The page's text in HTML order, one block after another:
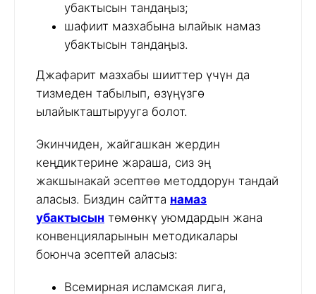
убактысын тандаңыз;
шафиит мазхабына ылайык намаз
убактысын тандаңыз.
Джафарит мазхабы шииттер үчүн да
тизмеден табылып, өзүңүзгө
ылайыкташтырууга болот.
Экинчиден, жайгашкан жердин
кеңдиктерине жараша, сиз эң
жакшынакай эсептөө методдорун тандай
аласыз. Биздин сайтта намаз
убактысын төмөнкү уюмдардын жана
конвенцияларынын методикалары
боюнча эсептей аласыз:
Всемирная исламская лига,